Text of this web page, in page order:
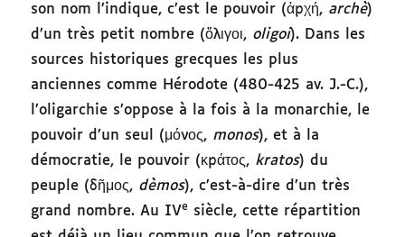
son nom l’indique, c’est le pouvoir (ἀρχή, archè)
d’un très petit nombre (ὄλιγοι, oligoi). Dans les
sources historiques grecques les plus
anciennes comme Hérodote (480-425 av. J.-C.),
l’oligarchie s’oppose à la fois à la monarchie, le
pouvoir d’un seul (μόνος, monos), et à la
démocratie, le pouvoir (κράτος, kratos) du
peuple (δῆμος, dèmos), c’est-à-dire d’un très
grand nombre. Au IVe
siècle, cette répartition